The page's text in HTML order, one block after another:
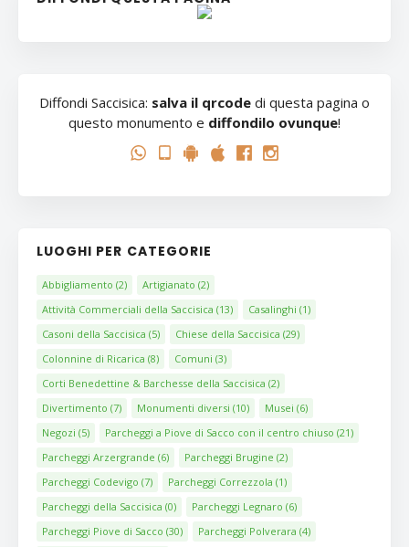
Diffondi Saccisica: salva il qrcode di questa pagina o
questo monumento e diffondilo ovunque!
LUOGHI PER CATEGORIE
Abbigliamento (2) Artigianato (2)
Attività Commerciali della Saccisica (13) Casalinghi (1)
Casoni della Saccisica (5) Chiese della Saccisica (29)
Colonnine di Ricarica (8) Comuni (3)
Corti Benedettine & Barchesse della Saccisica (2)
Divertimento (7) Monumenti diversi (10) Musei (6)
Negozi (5) Parcheggi a Piove di Sacco con il centro chiuso (21)
Parcheggi Arzergrande (6) Parcheggi Brugine (2)
Parcheggi Codevigo (7) Parcheggi Correzzola (1)
Parcheggi della Saccisica (0) Parcheggi Legnaro (6)
Parcheggi Piove di Sacco (30) Parcheggi Polverara (4)